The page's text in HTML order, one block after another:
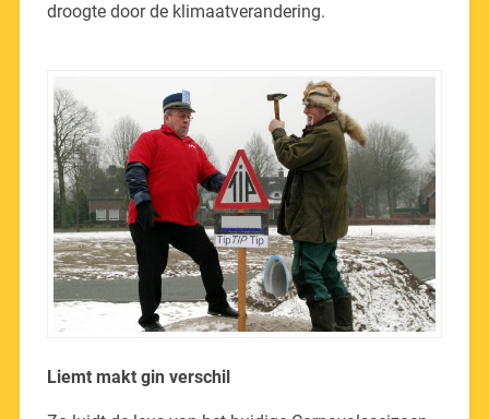
droogte door de klimaatverandering.
Liemt makt gin verschil